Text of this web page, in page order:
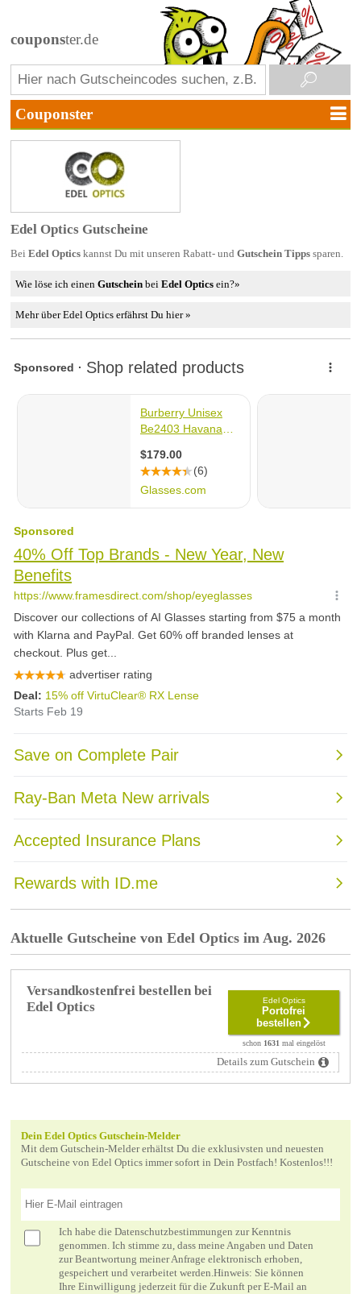
couponster.de
Edel Optics Gutscheine
Bei Edel Opticskannst Du mit unseren Rabatt- und Gutschein Tippssparen.
Wie löse ich einenGutschein beiEdel Optics ein?»
Mehr über Edel Optics erfährst Du hier »
Aktuelle Gutscheine von Edel Optics im Aug. 2026
Versandkostenfrei bestellen bei
Edel Optics
Edel Optics
Portofrei
bestellen
schon 1631 mal eingelöst
Details zum Gutschein
Dein Edel Optics Gutschein-Melder
Mit dem Gutschein-Melder erhältst Du die exklusivsten und neuesten
Gutscheine von Edel Optics immer sofort in Dein Postfach! Kostenlos!!!
Ich habe die Datenschutzbestimmungen zur Kenntnis
genommen. Ich stimme zu, dass meine Angaben und Daten
zur Beantwortung meiner Anfrage elektronisch erhoben,
gespeichert und verarbeitet werden.Hinweis: Sie können
Ihre Einwilligung jederzeit für die Zukunft per E-Mail an